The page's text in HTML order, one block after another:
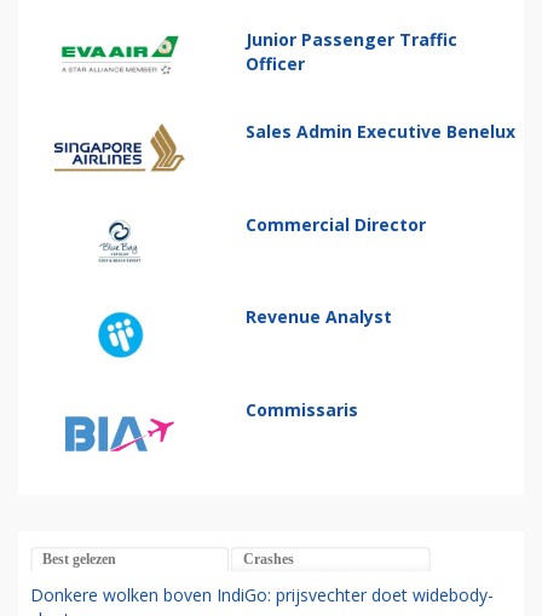
Junior Passenger Traffic
Officer
Sales Admin Executive Benelux
Commercial Director
Revenue Analyst
Commissaris
Best gelezen Crashes
Donkere wolken boven IndiGo: prijsvechter doet widebody-